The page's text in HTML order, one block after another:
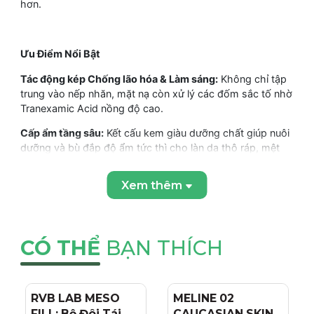
hơn.
Ưu Điểm Nổi Bật
Tác động kép Chống lão hóa & Làm sáng: Không chỉ tập
trung vào nếp nhăn, mặt nạ còn xử lý các đốm sắc tố nhờ
Tranexamic Acid nồng độ cao.
Cấp ẩm tầng sâu: Kết cấu kem giàu dưỡng chất giúp nuôi
dưỡng và bù đắp độ ẩm tức thì cho làn da thô ráp, mệt
Nguồn nước khoáng trị liệu:Chứa nước nhiệt (Thermal
Water) và nước biển Gulf Stream giàu khoáng chất giúp
Công nghệ Celebr’age™:Kích thích tổng hợp các protein
cấu trúc, giúp định hình lại đường nét gương mặt và tăng
Xem thêm
CÓ THỂ BẠN THÍCH
- 4%
RVB LAB MESO
MELINE 02